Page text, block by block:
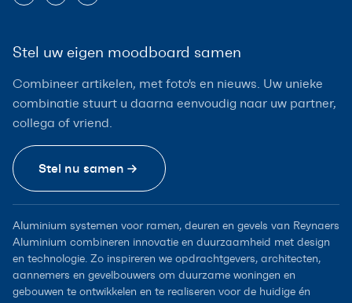
Stel uw eigen moodboard samen
Combineer artikelen, met foto's en nieuws. Uw unieke
combinatie stuurt u daarna eenvoudig naar uw partner,
collega of vriend.
Stel nu samen
Aluminium systemen voor ramen, deuren en gevels van Reynaers
Aluminium combineren innovatie en duurzaamheid met design
en technologie. Zo inspireren we opdrachtgevers, architecten,
aannemers en gevelbouwers om duurzame woningen en
gebouwen te ontwikkelen en te realiseren voor de huidige én